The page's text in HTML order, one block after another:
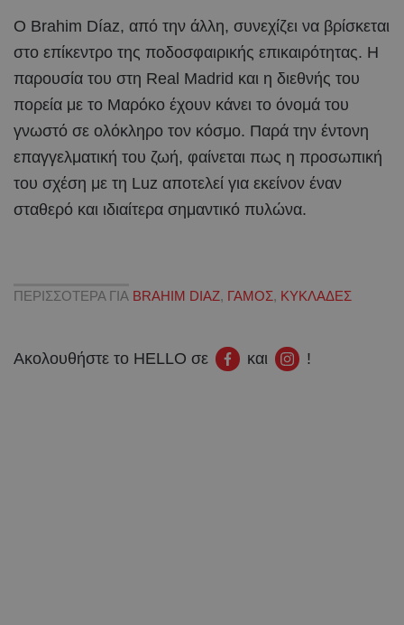
Ο Brahim Díaz, από την άλλη, συνεχίζει να βρίσκεται
στο επίκεντρο της ποδοσφαιρικής επικαιρότητας. Η
παρουσία του στη Real Madrid και η διεθνής του
πορεία με το Μαρόκο έχουν κάνει το όνομά του
γνωστό σε ολόκληρο τον κόσμο. Παρά την έντονη
επαγγελματική του ζωή, φαίνεται πως η προσωπική
του σχέση με τη Luz αποτελεί για εκείνον έναν
σταθερό και ιδιαίτερα σημαντικό πυλώνα.
ΠΕΡΙΣΣΟΤΕΡΑ ΓΙΑ BRAHIM DIAZ, ΓΑΜΟΣ, ΚΥΚΛΑΔΕΣ
Ακολουθήστε το HELLO σε και !